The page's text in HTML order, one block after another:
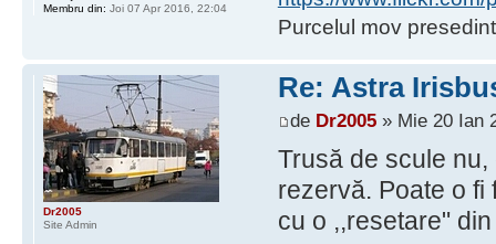
Purcelul mov
Membru din: Joi 07 Apr 2016, 22:04
Re: Astra
de Dr2005» Mie 20 Ian
Trusă de scule
rezervă. Poate o
cu o ,,resetare"
Dr2005
Site Admin